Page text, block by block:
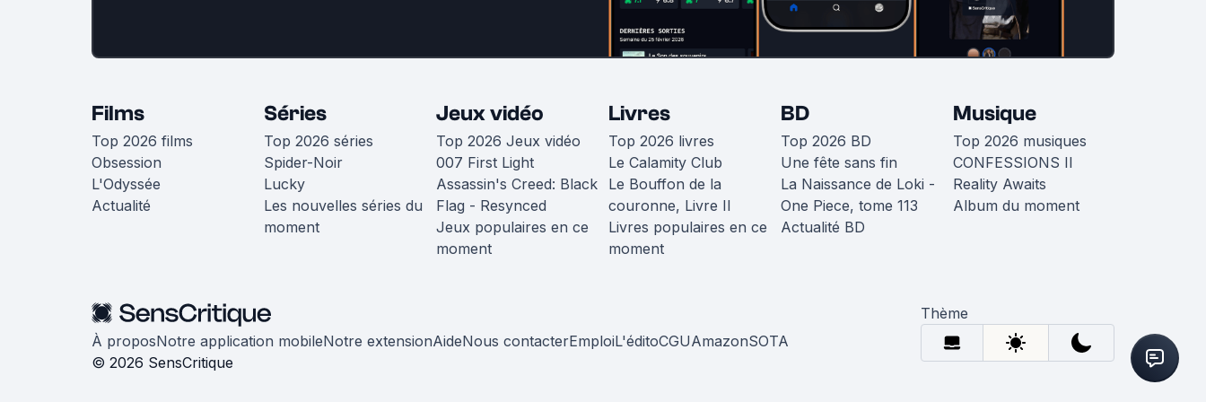
Films
Top 2026 films
Obsession
L'Odyssée
Actualité
Séries
Top 2026 séries
Spider-Noir
Lucky
Les nouvelles séries du
moment
Jeux vidéo
Top 2026 Jeux vidéo
007 First Light
Assassin's Creed: Black
Flag - Resynced
Jeux populaires en ce
moment
Livres
Top 2026 livres
Le Calamity Club
Le Bouffon de la
couronne, Livre II
Livres populaires en ce
moment
BD
Top 2026 BD
Une fête sans fin
La Naissance de Loki -
One Piece, tome 113
Actualité BD
Musique
Top 2026 musiques
CONFESSIONS II
Reality Awaits
Album du moment
À proposNotre application mobileNotre extensionAideNous contacterEmploiL'éditoCGUAmazonSOTA
© 2026 SensCritique
Thème